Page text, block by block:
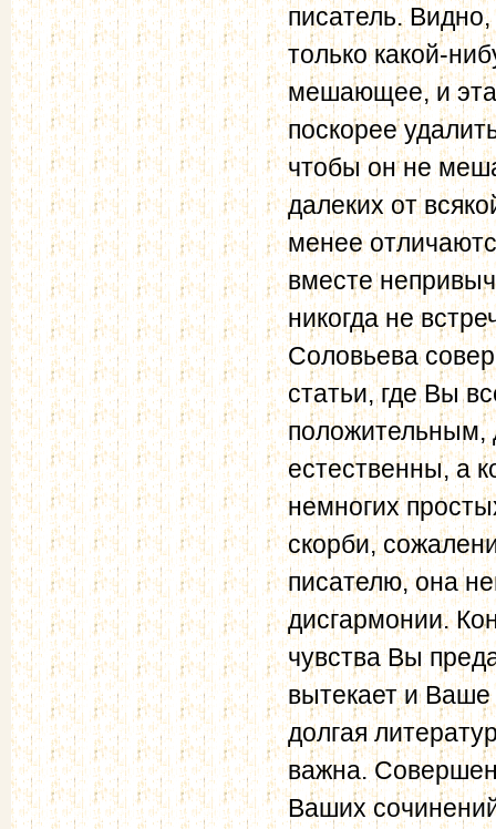
писатель.
только какой-
мешающее, и
поскорее
чтобы он не
далеких от
менее
вместе
никогда не
Соловьева
статьи, где Вы
положительным,
естественны, а
немногих
скорби,
писателю, она
дисгармонии.
чувства Вы
вытекает и
долгая
важна.
Ваших